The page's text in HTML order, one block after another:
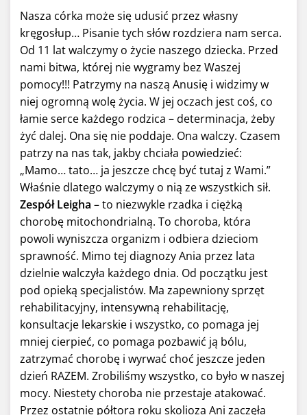
Nasza córka może się udusić przez własny
kręgosłup… Pisanie tych słów rozdziera nam serca.
Od 11 lat walczymy o życie naszego dziecka. Przed
nami bitwa, której nie wygramy bez Waszej
pomocy!!! Patrzymy na naszą Anusię i widzimy w
niej ogromną wolę życia. W jej oczach jest coś, co
łamie serce każdego rodzica – determinacja, żeby
żyć dalej. Ona się nie poddaje. Ona walczy. Czasem
patrzy na nas tak, jakby chciała powiedzieć:
„Mamo… tato… ja jeszcze chcę być tutaj z Wami.”
Właśnie dlatego walczymy o nią ze wszystkich sił.
Zespół Leigha – to niezwykle rzadka i ciężką
chorobę mitochondrialną. To choroba, która
powoli wyniszcza organizm i odbiera dzieciom
sprawność. Mimo tej diagnozy Ania przez lata
dzielnie walczyła każdego dnia. Od początku jest
pod opieką specjalistów. Ma zapewniony sprzęt
rehabilitacyjny, intensywną rehabilitację,
konsultacje lekarskie i wszystko, co pomaga jej
mniej cierpieć, co pomaga pozbawić ją bólu,
zatrzymać chorobę i wyrwać choć jeszcze jeden
dzień RAZEM. Zrobiliśmy wszystko, co było w naszej
mocy. Niestety choroba nie przestaje atakować.
Przez ostatnie półtora roku skolioza Ani zaczęła